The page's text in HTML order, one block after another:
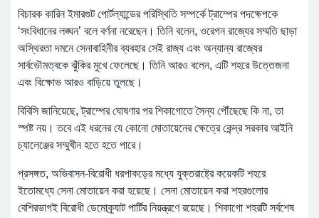
বিচারক কারিন ইমারগুট পোর্টল্যান্ডের পরিস্থিতি সম্পর্কে ট্রাম্পের পদক্ষেপকে
‘সংবিধানের লঙ্ঘন’ বলে বর্ণনা নরেছেন। তিনি বলেন, ওরেগন রাজ্যের সম্মতি ছাড়া
অস্থিরতা দমনে সেনাবাহিনীর ব্যবহার সেই রাজ্য এবং অন্যান্য রাজ্যের
সার্বভৌমত্বকে ঝুঁকির মুখে ফেলেছে। তিনি আরও বলেন, এটি শহরে উত্তেজনা
এবং বিক্ষোভ আরও বাড়িয়ে তুলছে।
বিবিসি জানিয়েছে, ট্রাম্পের ঘোষণার পর শিকাগোতে সৈন্য পৌঁছেছে কি না, তা
স্পষ্ট নয়। তবে এই ধরনের যে কোনো মোতায়েনের ক্ষেত্রে কেন্দ্র সরকার আইনি
চ্যালেঞ্জের সম্মুখীন হতে হতে পারে।
প্রসঙ্গত, অভিবাসন-বিরোধী ধরপাকড়ের মধ্যে যুক্তরাষ্ট্রে কয়েকটি শহরে
ইতোমধ্যে সেনা মোতায়েন করা হয়েছে। সেনা মোতায়েন করা শহরগুলোর
বেশিরভাগই বিরোধী ডেমোক্র্যাট পার্টির নিয়ন্ত্রণে রয়েছে। শিকাগো শহরটি সর্বশেষ